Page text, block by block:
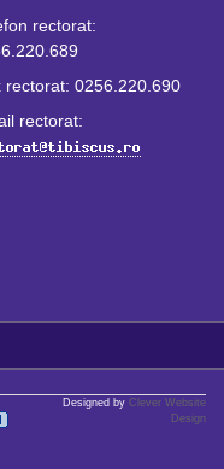
rectorat:
rectorat: 0256.220.690
rectorat:
Designed by Clever Website
Design